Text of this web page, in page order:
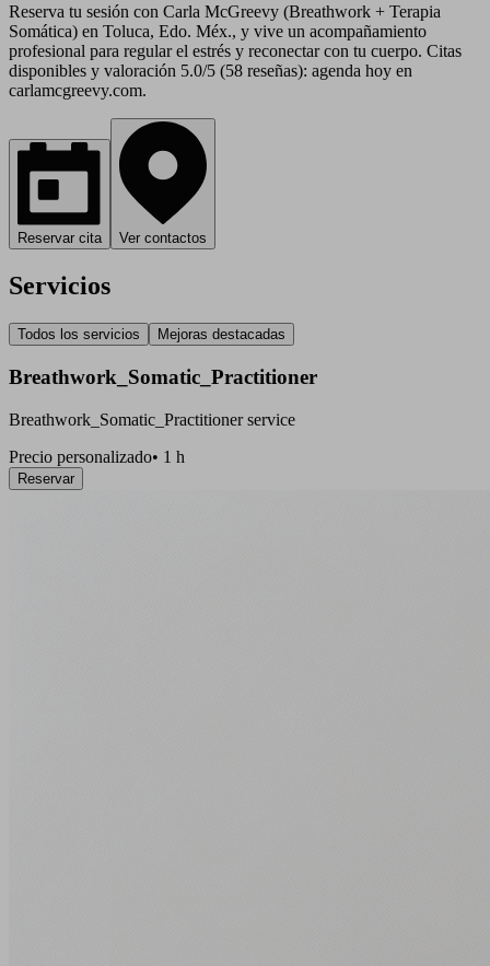
Reserva tu sesión con Carla McGreevy (Breathwork + Terapia
Somática) en Toluca, Edo. Méx., y vive un acompañamiento
profesional para regular el estrés y reconectar con tu cuerpo. Citas
disponibles y valoración 5.0/5 (58 reseñas): agenda hoy en
carlamcgreevy.com.
Reservar cita Ver contactos
Servicios
Todos los servicios Mejoras destacadas
Breathwork_Somatic_Practitioner
Breathwork_Somatic_Practitioner service
Precio personalizado• 1 h
Reservar